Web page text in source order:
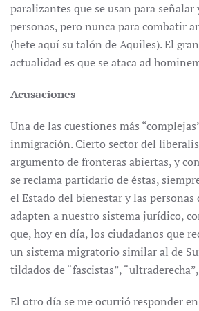
paralizantes que se usan para señalar
personas, pero nunca para combatir
(hete aquí su talón de Aquiles). El
actualidad es que se ataca ad
Acusaciones
Una de las cuestiones más
inmigración. Cierto sector del
argumento de fronteras abiertas, y
se reclama partidario de éstas,
el Estado del bienestar y las personas
adapten a nuestro sistema jurídico,
que, hoy en día, los ciudadanos que
un sistema migratorio similar al de
tildados de “fascistas”,
El otro día se me ocurrió responder